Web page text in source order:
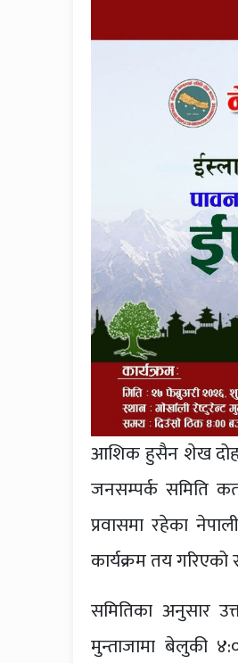
आशिक हुसैन शेख
जनसम्पर्क समिति
प्रवासमा रहेका
कार्यक्रम तय
समितिका अनुसार
मुन्ताजामा बेलुकी